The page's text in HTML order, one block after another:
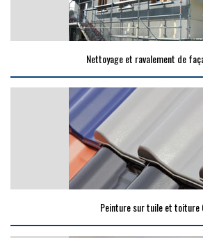
Nettoyage et ravalement de
Peinture sur tuile et toiture